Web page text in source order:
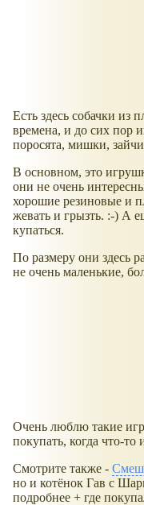
Есть здесь собачки из
времена, и до сих пор
поросята, мишки,
В основном, это
они не очень
хорошие резиновые и
жевать и грызть. :-) А
купаться.
По размеру они здесь
не очень маленькие,
Очень люблю такие
покупать, когда что-то
Смотрите также -
но и котёнок Гав с
подробнее + где